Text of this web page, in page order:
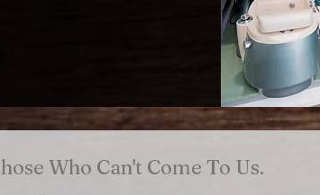
Who Can't Come To Us.